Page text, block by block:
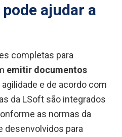
ajudar a
completas para
emitir documentos
e de acordo com
da LSoft são integrados
as normas da
desenvolvidos para